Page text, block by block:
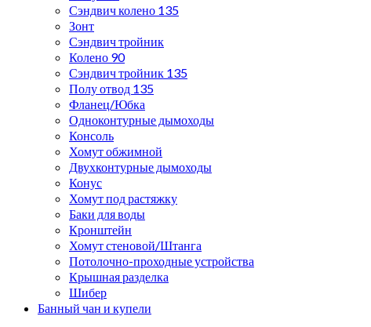
Сэндвич колено 135
Зонт
Сэндвич тройник
Колено 90
Сэндвич тройник 135
Полу отвод 135
Фланец/Юбка
Одноконтурные дымоходы
Консоль
Хомут обжимной
Двухконтурные дымоходы
Конус
Хомут под растяжку
Баки для воды
Кронштейн
Хомут стеновой/Штанга
Потолочно-проходные устройства
Крышная разделка
Шибер
Банный чан и купели